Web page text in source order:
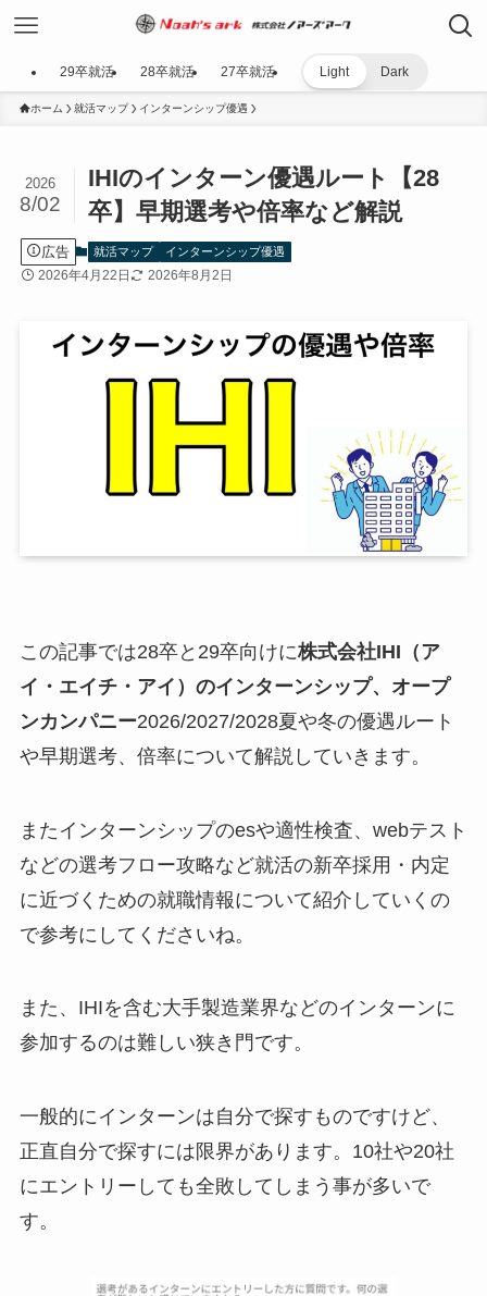
29卒就活 28卒就活 27卒就活 Light Dark
ホーム 就活マップ インターンシップ優遇
IHIのインターン優遇ルート【28
卒】早期選考や倍率など解説
2026
8/02
広告 就活マップ インターンシップ優遇
2026年4月22日 2026年8月2日
この記事では28卒と29卒向けに株式会社IHI（ア
イ・エイチ・アイ）のインターンシップ、オープ
ンカンパニー2026/2027/2028夏や冬の優遇ルート
や早期選考、倍率について解説していきます。
またインターンシップのesや適性検査、webテスト
などの選考フロー攻略など就活の新卒採用・内定
に近づくための就職情報について紹介していくの
で参考にしてくださいね。
また、IHIを含む大手製造業界などのインターンに
参加するのは難しい狭き門です。
一般的にインターンは自分で探すものですけど、
正直自分で探すには限界があります。10社や20社
にエントリーしても全敗してしまう事が多いで
す。